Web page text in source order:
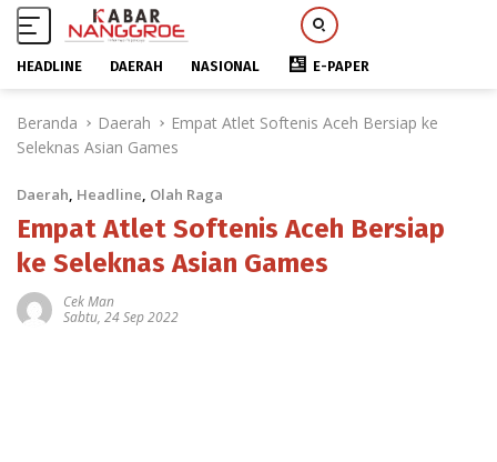
HEADLINE DAERAH NASIONAL E-PAPER
Beranda Daerah
Empat Atlet Softenis Aceh Bersiap ke
Seleknas Asian Games
Daerah, Headline, Olah Raga
Empat Atlet Softenis Aceh Bersiap
ke Seleknas Asian Games
Cek Man
Sabtu, 24 Sep 2022